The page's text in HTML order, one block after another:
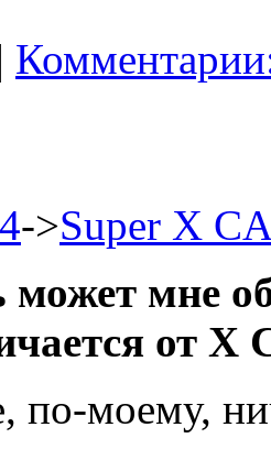
->Super X
может мне
от X
по-моему,